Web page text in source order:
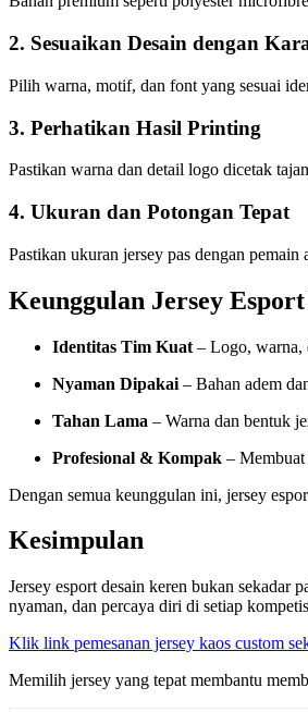
2. Sesuaikan Desain dengan
Pilih warna, motif, dan font yang sesuai
3. Perhatikan Hasil Printing
Pastikan warna dan detail logo dicetak
4. Ukuran dan Potongan Tepat
Pastikan ukuran jersey pas dengan
Keunggulan Jersey
Identitas Tim Kuat – Logo, warna,
Nyaman Dipakai – Bahan adem
Tahan Lama – Warna dan bentuk
Profesional & Kompak –
Dengan semua keunggulan ini, jersey
Kesimpulan
Jersey esport desain keren bukan sekadar
nyaman, dan percaya diri di setiap
Klik link pemesanan jersey kaos custom
Memilih jersey yang tepat membantu